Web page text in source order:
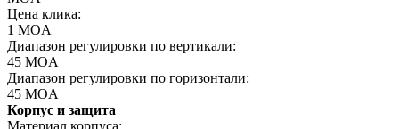
Цена клика:
1 MOA
Диапазон регулировки по вертикали:
45 MOA
Диапазон регулировки по горизонтали:
45 MOA
Корпус и защита
Материал корпуса: